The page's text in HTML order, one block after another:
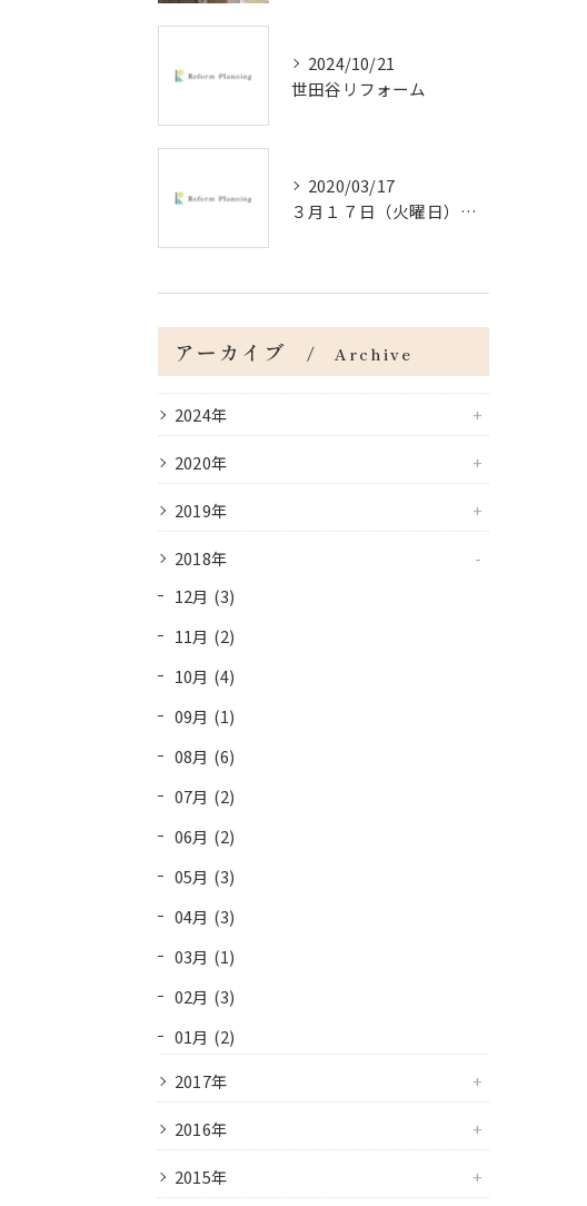
2024/10/21
世田谷リフォーム
2020/03/17
３月１７日（火曜日）＠杉並区の戸建の内装工事
アーカイブ Archive
2024年
2020年
2019年
2018年
12月 (3)
11月 (2)
10月 (4)
09月 (1)
08月 (6)
07月 (2)
06月 (2)
05月 (3)
04月 (3)
03月 (1)
02月 (3)
01月 (2)
2017年
2016年
2015年